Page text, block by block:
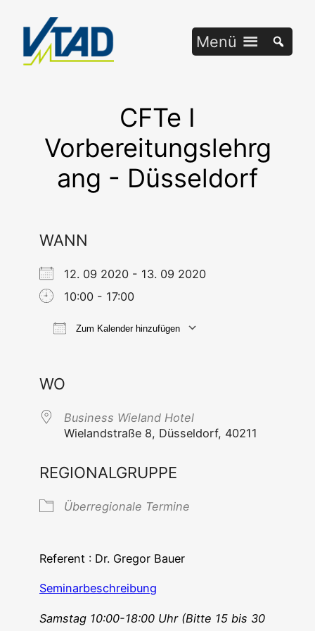
springen
Menü
CFTe I
Vorbereitungslehrg
ang - Düsseldorf
WANN
12. 09 2020 - 13. 09 2020
10:00 - 17:00
Zum Kalender hinzufügen
WO
Busi­ness Wie­land Hotel
Wie­land­stra­ße 8, Düs­sel­dorf, 40211
REGIONALGRUPPE
Über­re­gio­na­le Termine
Refe­rent : Dr. Gre­gor Bauer
Semi­nar­be­schrei­bung
Sams­tag 10:00-18:00 Uhr (Bit­te 15 bis 30